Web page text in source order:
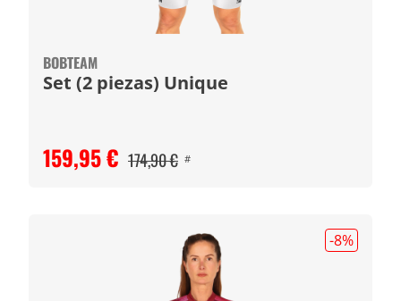
BOBTEAM
Set (2 piezas) Unique
159,95 € 174,90 € #
-8%